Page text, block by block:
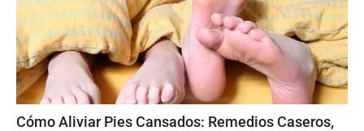
Cómo Aliviar Pies Cansados: Remedios Caseros,